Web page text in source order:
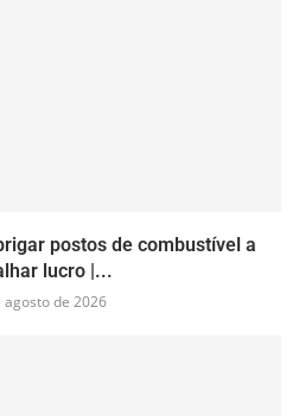
postos de combustível a
lucro |...
agosto de 2026